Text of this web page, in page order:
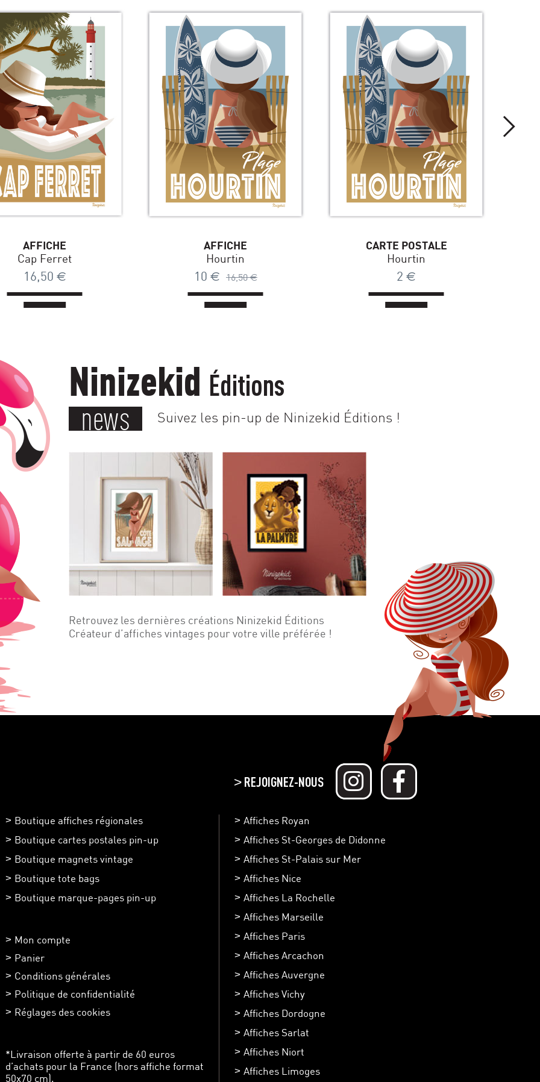
AFFICHE
Cap Ferret
16,50 €
AFFICHE
Hourtin
10 € 16,50€
CARTE POSTALE
Hourtin
2 €
Ninizekid Éditions
news Suivez les pin-up de Ninizekid Éditions !
Retrouvez les dernières créations Ninizekid Éditions
Créateur d’affiches vintages pour votre ville préférée !
>REJOIGNEZ-NOUS
Boutique affiches régionales
Boutique cartes postales pin-up
Boutique magnets vintage
Boutique tote bags
Boutique marque-pages pin-up
Mon compte
Panier
Conditions générales
Politique de confidentialité
Réglages des cookies
*Livraison offerte à partir de 60 euros
d’achats pour la France (hors affiche format
50x70 cm).
Affiches Royan
Affiches St-Georges de Didonne
Affiches St-Palais sur Mer
Affiches Nice
Affiches La Rochelle
Affiches Marseille
Affiches Paris
Affiches Arcachon
Affiches Auvergne
Affiches Vichy
Affiches Dordogne
Affiches Sarlat
Affiches Niort
Affiches Limoges